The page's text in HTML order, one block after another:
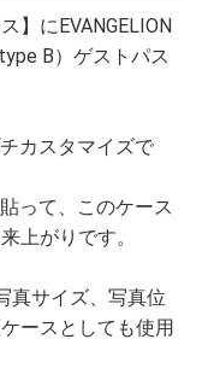
】にEVANGELION
B）ゲストパス
カスタマイズで
って、このケース
上がりです。
真サイズ、写真位
ースとしても使用